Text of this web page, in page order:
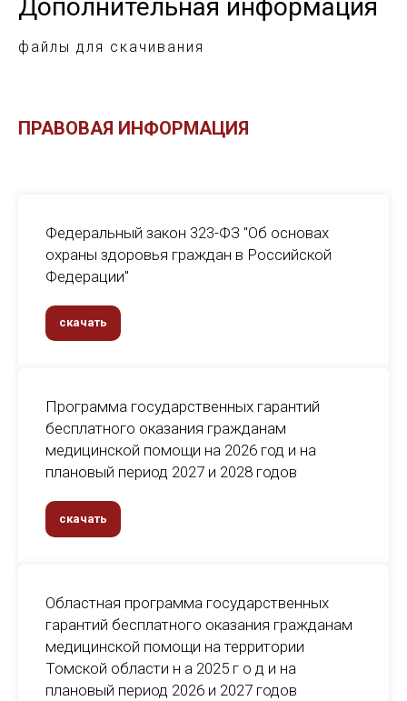
Дополнительная информация
файлы для скачивания
ПРАВОВАЯ ИНФОРМАЦИЯ
Федеральный закон 323-ФЗ "Об основах
охраны здоровья граждан в Российской
Федерации"
скачать
Программа государственных гарантий
бесплатного оказания гражданам
медицинской помощи на 2026 год и на
плановый период 2027 и 2028 годов
скачать
Областная программа государственных
гарантий бесплатного оказания гражданам
медицинской помощи на территории
Томской области н а 2025 г о д и на
плановый период 2026 и 2027 годов